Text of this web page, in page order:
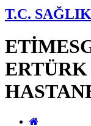
T.C.